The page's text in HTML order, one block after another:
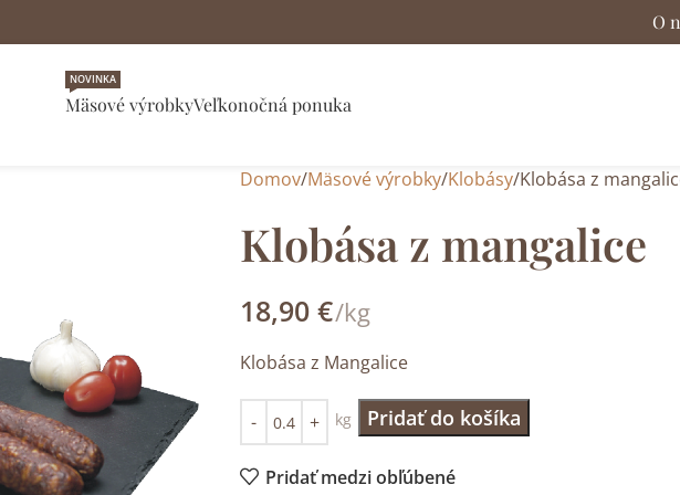
O
Mäsové výrobky
NOVINKA
Veľkonočná ponuka
Domov Mäsové výrobky Klobásy Klobása z
Klobása z mangalice
18,90 €/kg
Klobása z Mangalice
kg Pridať do košíka
Pridať medzi obľúbené